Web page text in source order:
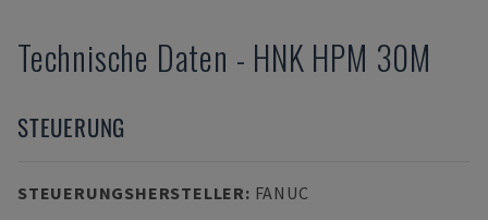
Technische Daten - HNK HPM 30M
STEUERUNG
STEUERUNGSHERSTELLER: FANUC